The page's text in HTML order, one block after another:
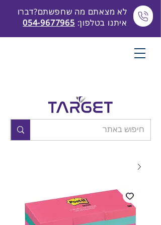
לא מצאתם מה שחפשתם?דברו
איתנו בטלפון: 054-9677965